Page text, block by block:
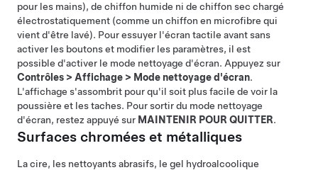
pour les mains), de chiffon humide ni de chiffon sec chargé
électrostatiquement (comme un chiffon en microfibre qui
vient d'être lavé). Pour essuyer l'écran tactile avant sans
activer les boutons et modifier les paramètres, il est
possible d'activer le mode nettoyage d'écran. Appuyez sur
Contrôles > Affichage > Mode nettoyage d'écran.
L'affichage s'assombrit pour qu'il soit plus facile de voir la
poussière et les taches. Pour sortir du mode nettoyage
d'écran, restez appuyé sur MAINTENIR POUR QUITTER.
Surfaces chromées et métalliques
La cire, les nettoyants abrasifs, le gel hydroalcoolique